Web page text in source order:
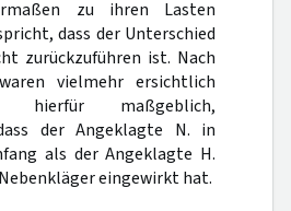
zu ihren Lasten
dass der Unterschied
zurückzuführen ist. Nach
vielmehr ersichtlich
hierfür maßgeblich,
der Angeklagte N. in
als der Angeklagte H.
eingewirkt hat.